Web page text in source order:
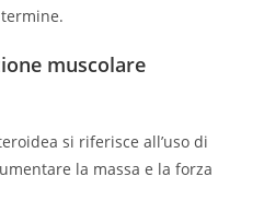
muscolare
si riferisce all’uso di
la massa e la forza